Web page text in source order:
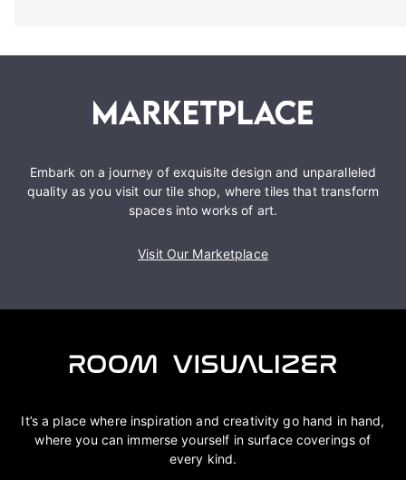
Embark on a journey of exquisite design and unparalleled
quality as you visit our tile shop, where tiles that transform
spaces into works of art.
Visit Our Marketplace
It’s a place where inspiration and creativity go hand in hand,
where you can immerse yourself in surface coverings of
every kind.